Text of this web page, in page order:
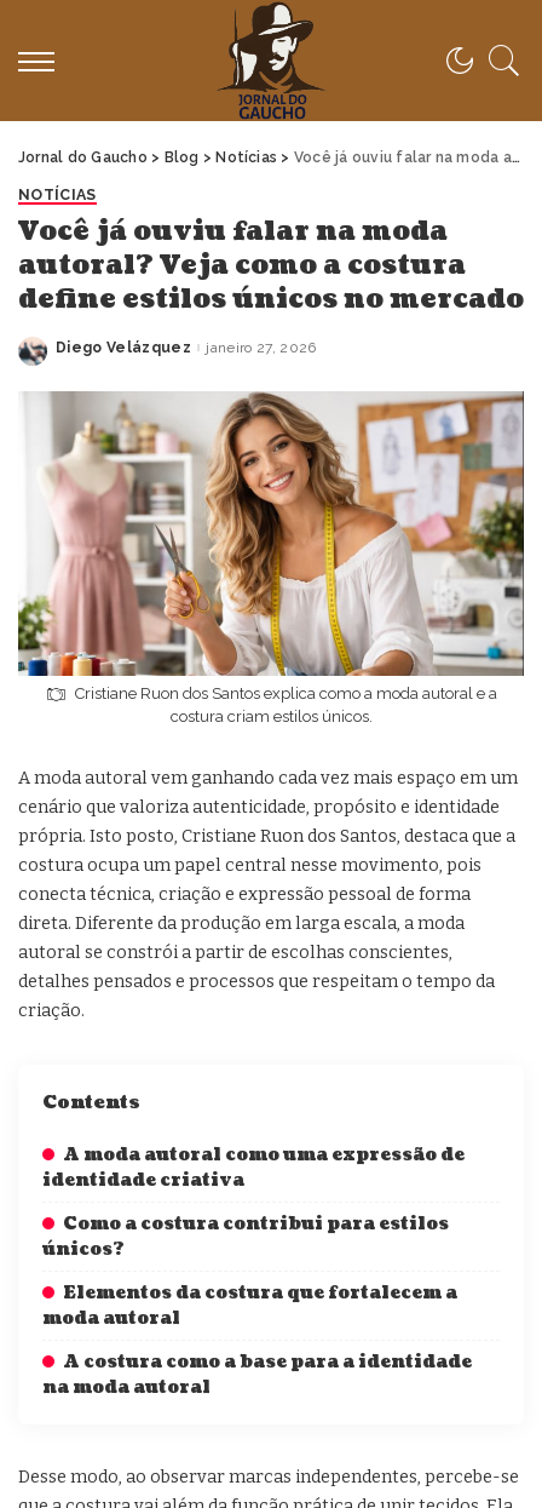
Jornal do Gaucho > Blog > Notícias > Você já ouviu falar na moda autoral? Veja como a costura define estilos únicos no mercado
NOTÍCIAS
Você já ouviu falar na moda
autoral? Veja como a costura
define estilos únicos no mercado
Posted
Diego Velázquez janeiro 27, 2026
Cristiane Ruon dos Santos explica como a moda autoral e a
costura criam estilos únicos.
A moda autoral vem ganhando cada vez mais espaço em um
cenário que valoriza autenticidade, propósito e identidade
própria. Isto posto, Cristiane Ruon dos Santos, destaca que a
costura ocupa um papel central nesse movimento, pois
conecta técnica, criação e expressão pessoal de forma
direta. Diferente da produção em larga escala, a moda
autoral se constrói a partir de escolhas conscientes,
detalhes pensados e processos que respeitam o tempo da
criação.
Contents
A moda autoral como uma expressão de
identidade criativa
Como a costura contribui para estilos
únicos?
Elementos da costura que fortalecem a
moda autoral
A costura como a base para a identidade
na moda autoral
Desse modo, ao observar marcas independentes, percebe-se